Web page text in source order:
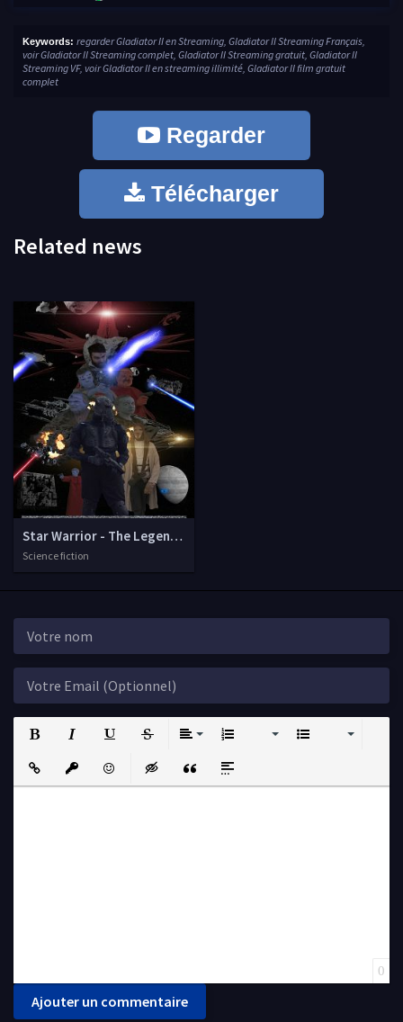
Keywords: regarder Gladiator II en Streaming, Gladiator II Streaming Français,
voir Gladiator II Streaming complet, Gladiator II Streaming gratuit, Gladiator II
Streaming VF, voir Gladiator II en streaming illimité, Gladiator II film gratuit
complet
Regarder
Télécharger
Related news
Star Warrior - The Legend of Aciris
Science fiction
Strikethrough
Insert LinkInsert protected link
EmoticonsInsert hidden text
Insert QuoteInsert spoiler
0
Ajouter un commentaire